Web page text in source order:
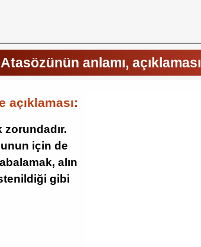
anlamı, açıklaması
için de
alın
gibi